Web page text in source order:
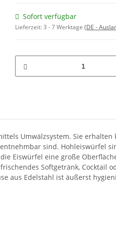
Sofort verfügbar
Lieferzeit:3 - 7 Werktage (DE -
Umwälzsystem. Sie
sind. Hohleiswürfel
Eiswürfel eine große
Softgetränk, Cocktail
aus Edelstahl ist äußerst